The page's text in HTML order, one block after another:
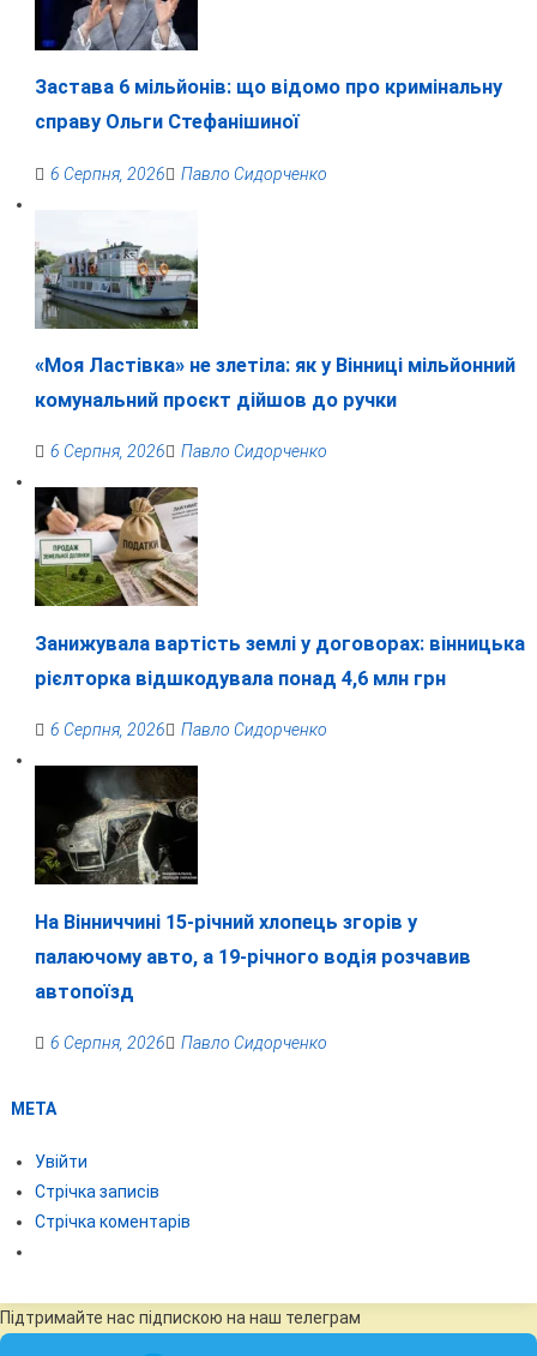
Застава 6 мільйонів: що відомо про кримінальну
справу Ольги Стефанішиної
6 Серпня, 2026 Павло Сидорченко
«Моя Ластівка» не злетіла: як у Вінниці мільйонний
комунальний проєкт дійшов до ручки
6 Серпня, 2026 Павло Сидорченко
Занижувала вартість землі у договорах: вінницька
рієлторка відшкодувала понад 4,6 млн грн
6 Серпня, 2026 Павло Сидорченко
На Вінниччині 15-річний хлопець згорів у
палаючому авто, а 19-річного водія розчавив
автопоїзд
6 Серпня, 2026 Павло Сидорченко
МЕТА
Увійти
Стрічка записів
Стрічка коментарів
Підтримайте нас підпискою на наш телеграм